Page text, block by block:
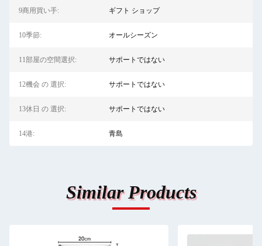
9商用買い手: ギフト ショップ
10季節: オールシーズン
11部屋の空間選択: サポートではない
12機会 の 選択: サポートではない
13休日 の 選択: サポートではない
14港: 青島
Similar Products